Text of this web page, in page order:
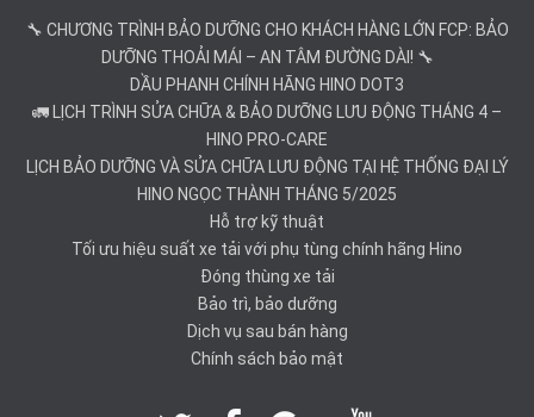
🔧 CHƯƠNG TRÌNH BẢO DƯỠNG CHO KHÁCH HÀNG LỚN FCP: BẢO
DƯỠNG THOẢI MÁI – AN TÂM ĐƯỜNG DÀI! 🔧
DẦU PHANH CHÍNH HÃNG HINO DOT3
🚛 LỊCH TRÌNH SỬA CHỮA & BẢO DƯỠNG LƯU ĐỘNG THÁNG 4 –
HINO PRO-CARE
LỊCH BẢO DƯỠNG VÀ SỬA CHỮA LƯU ĐỘNG TẠI HỆ THỐNG ĐẠI LÝ
HINO NGỌC THÀNH THÁNG 5/2025
Hỗ trợ kỹ thuật
Tối ưu hiệu suất xe tải với phụ tùng chính hãng Hino
Đóng thùng xe tải
Bảo trì, bảo dưỡng
Dịch vụ sau bán hàng
Chính sách bảo mật